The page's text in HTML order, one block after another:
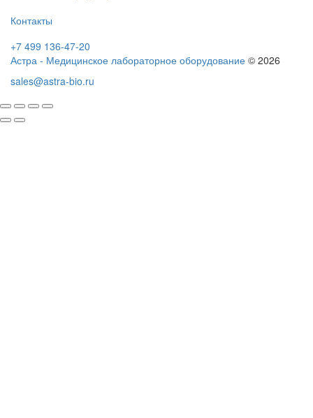
Контакты
+7 499 136-47-20
Астра - Медицинское лабораторное оборудование © 2026
sales@astra-bio.ru